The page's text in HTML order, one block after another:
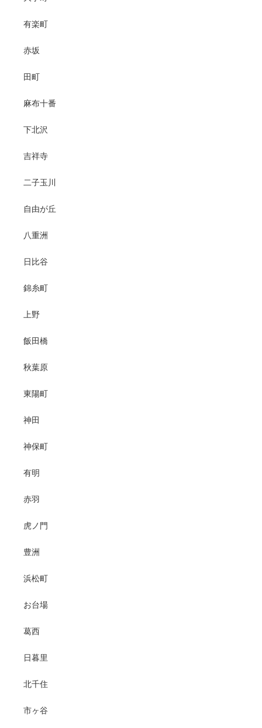
有楽町
赤坂
田町
麻布十番
下北沢
吉祥寺
二子玉川
自由が丘
八重洲
日比谷
錦糸町
上野
飯田橋
秋葉原
東陽町
神田
神保町
有明
赤羽
虎ノ門
豊洲
浜松町
お台場
葛西
日暮里
北千住
市ヶ谷